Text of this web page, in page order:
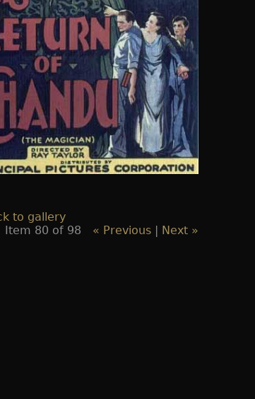
to gallery
Item 80 of 98
« Previous| Next »